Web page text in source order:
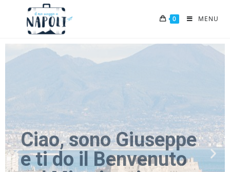
0 MENU
Ciao, sono Giuseppe
e ti do il Benvenuto
nel Mio viaggio a
Napoli​